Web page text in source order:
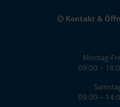
Kontakt &
Montag-
09:00 –
09:00 –